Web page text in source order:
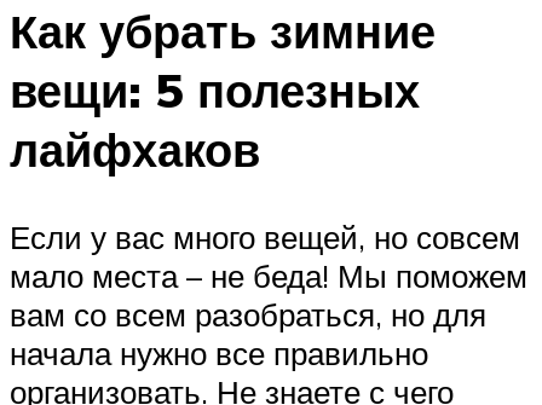
Как убрать зимние
вещи: 5 полезных
лайфхаков
Если у вас много вещей, но совсем
мало места – не беда! Мы поможем
вам со всем разобраться, но для
начала нужно все правильно
организовать. Не знаете с чего